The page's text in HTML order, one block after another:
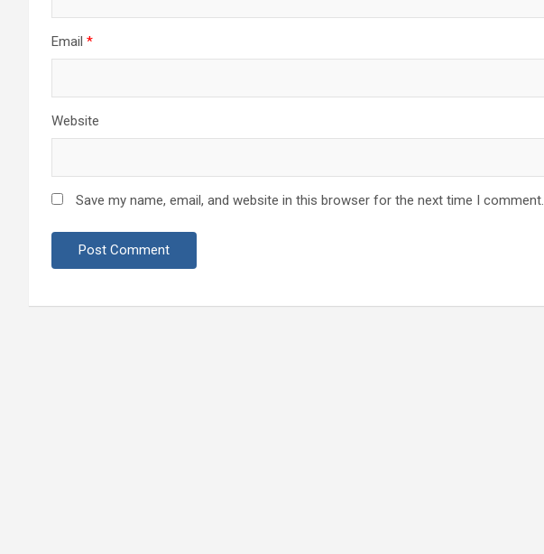
Email *
Website
Save my name, email, and website in this browser for the next time I comment.